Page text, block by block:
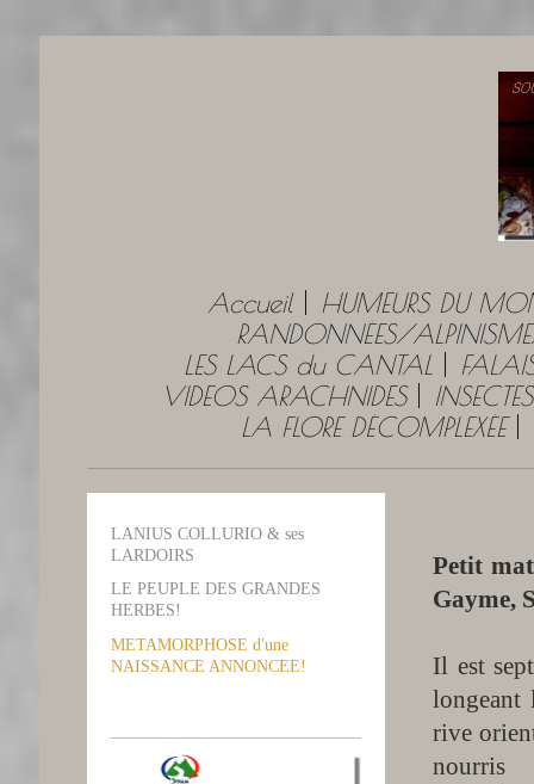
Accueil
HUMEURS DU
RANDONNÉES/
LES LACS du CANTAL
VIDEOS ARACHNIDES
INSECTES
LA FLORE DÉCOMPLEXÉE
Petit
Gayme,
Il est
longeant
rive
nourris
LANIUS COLLURIO & ses
LARDOIRS
LE PEUPLE DES GRANDES
HERBES!
METAMORPHOSE d'une
NAISSANCE ANNONCEE!